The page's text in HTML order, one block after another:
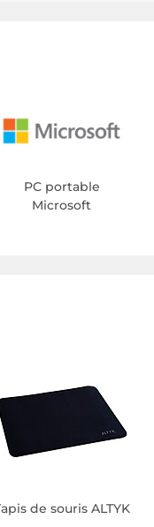
PC portable
Microsoft
de souris ALTYK